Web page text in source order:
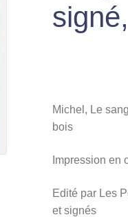
Michel, Le
bois
Impression en
Edité par Les
et signés